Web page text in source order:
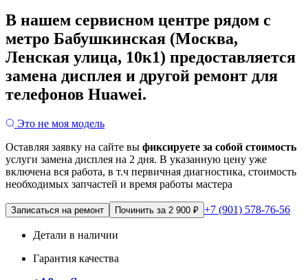
В нашем сервисном центре рядом с
метро Бабушкинская (Москва,
Ленская улица, 10к1) предоставляется
замена дисплея и другой ремонт для
телефонов Huawei.
Это не моя модель
Оставляя заявку на сайте вы фиксируете за собой стоимость
услуги замена дисплея на 2 дня. В указанную цену уже
включена вся работа, в т.ч первичная диагностика, стоимость
необходимых запчастей и время работы мастера
Записаться на ремонт Починить за 2 900 ₽ +7 (901) 578-76-56
Детали в наличии
Гарантия качества